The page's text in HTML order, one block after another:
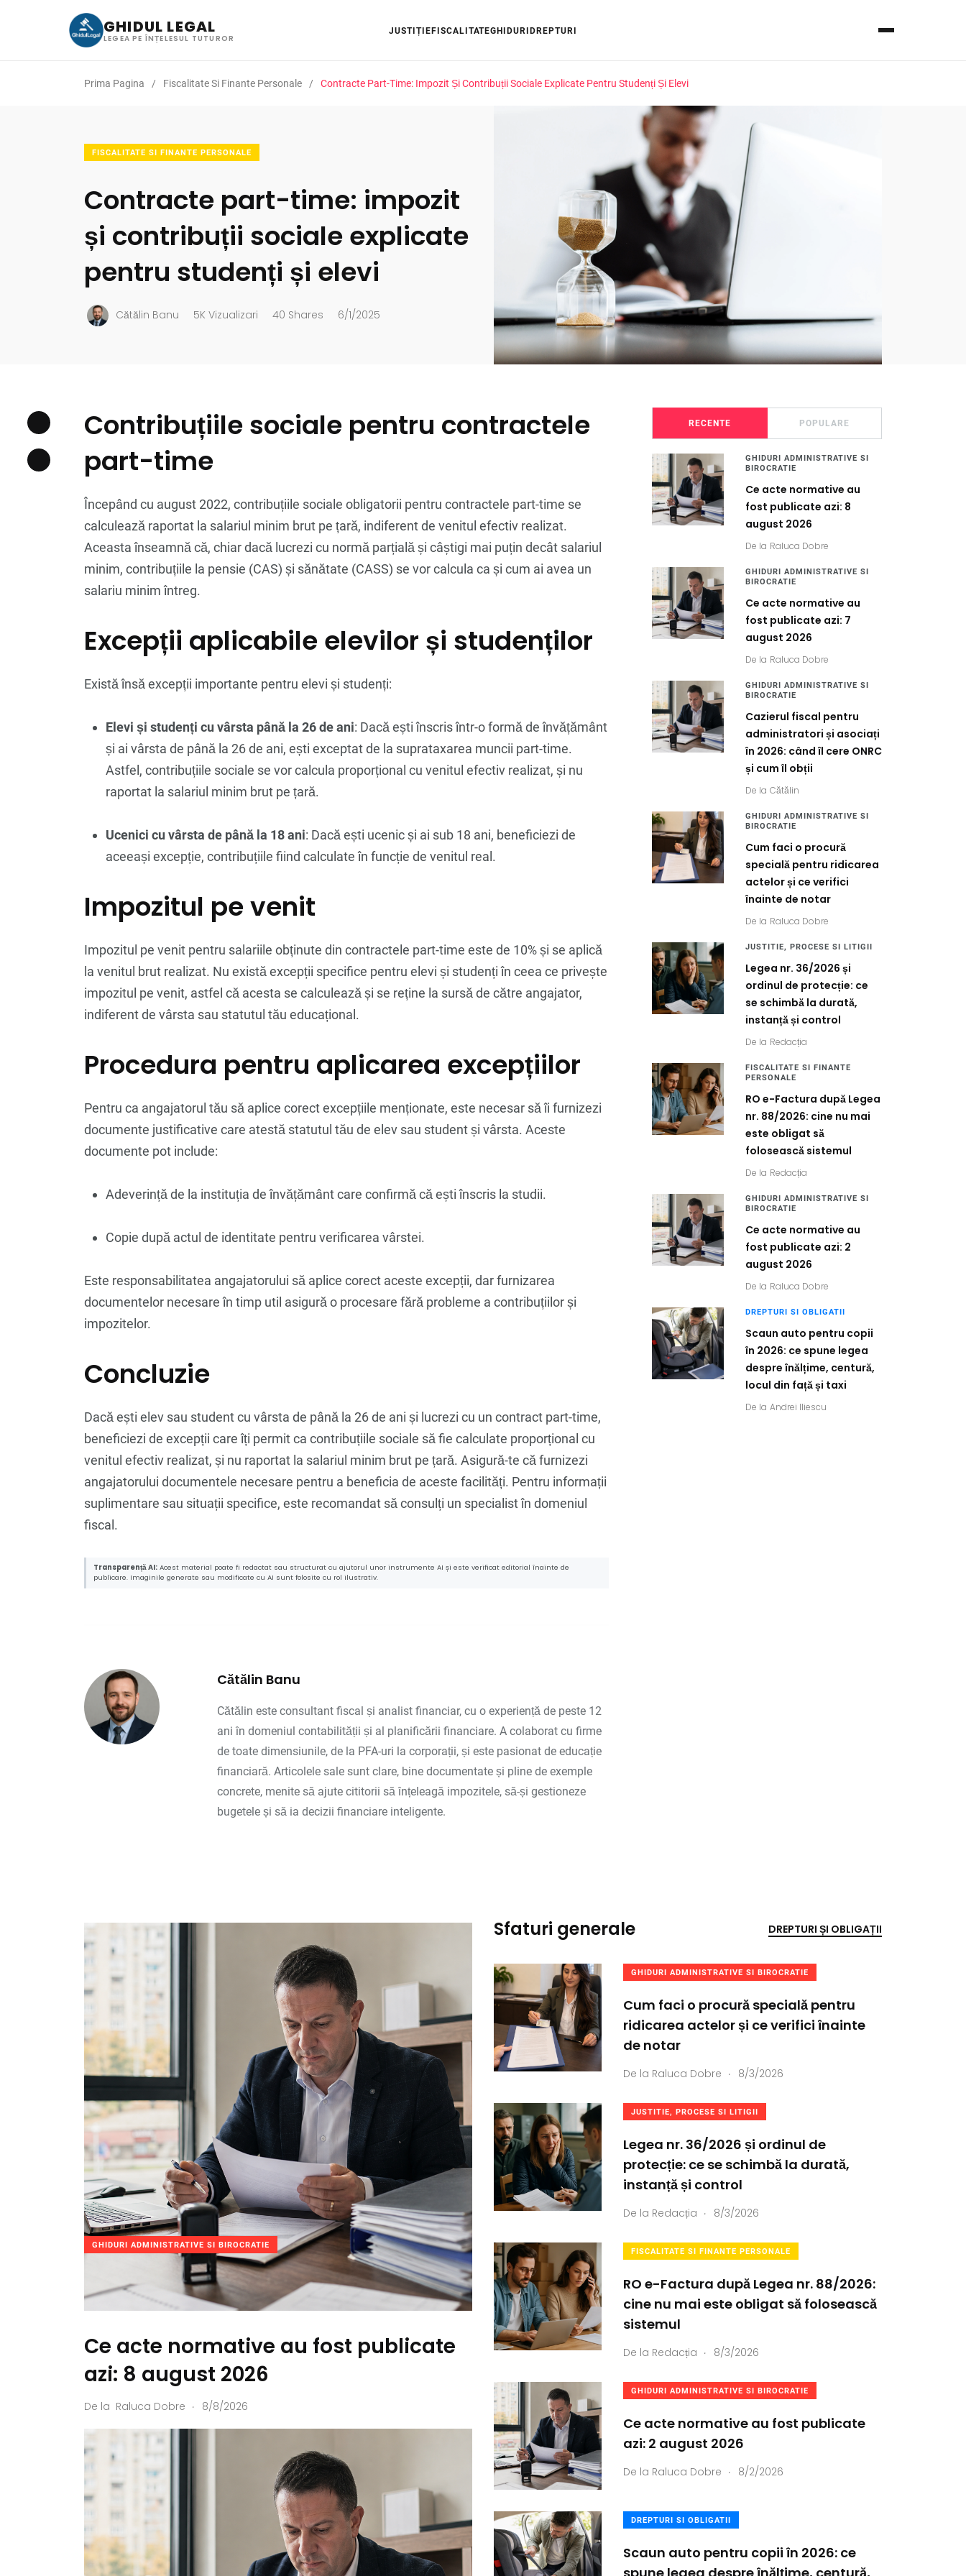
GHIDUL LEGAL
LEGEA PE ÎNȚELESUL TUTUROR
JUSTIȚIE FISCALITATEGHIDURI DREPTURI
Prima Pagina Fiscalitate Si Finante Personale Contracte Part-Time: Impozit Și Contribuții Sociale Explicate Pentru Studenți Și Elevi
FISCALITATE SI FINANTE PERSONALE
Contracte part-time: impozit
și contribuții sociale explicate
pentru studenți și elevi
Cătălin Banu 5K Vizualizari 40 Shares 6/1/2025
Contribuțiile sociale pentru contractele
part-time
Începând cu august 2022, contribuțiile sociale obligatorii pentru contractele part-time se
calculează raportat la salariul minim brut pe țară, indiferent de venitul efectiv realizat.
Aceasta înseamnă că, chiar dacă lucrezi cu normă parțială și câștigi mai puțin decât salariul
minim, contribuțiile la pensie (CAS) și sănătate (CASS) se vor calcula ca și cum ai avea un
salariu minim întreg.
Excepții aplicabile elevilor și studenților
Există însă excepții importante pentru elevi și studenți:
Elevi și studenți cu vârsta până la 26 de ani: Dacă ești înscris într-o formă de învățământ
și ai vârsta de până la 26 de ani, ești exceptat de la suprataxarea muncii part-time.
Astfel, contribuțiile sociale se vor calcula proporțional cu venitul efectiv realizat, și nu
raportat la salariul minim brut pe țară.
Ucenici cu vârsta de până la 18 ani: Dacă ești ucenic și ai sub 18 ani, beneficiezi de
aceeași excepție, contribuțiile fiind calculate în funcție de venitul real.
Impozitul pe venit
Impozitul pe venit pentru salariile obținute din contractele part-time este de 10% și se aplică
la venitul brut realizat. Nu există excepții specifice pentru elevi și studenți în ceea ce privește
impozitul pe venit, astfel că acesta se calculează și se reține la sursă de către angajator,
indiferent de vârsta sau statutul tău educațional.
Procedura pentru aplicarea excepțiilor
Pentru ca angajatorul tău să aplice corect excepțiile menționate, este necesar să îi furnizezi
documente justificative care atestă statutul tău de elev sau student și vârsta. Aceste
documente pot include:
Adeverință de la instituția de învățământ care confirmă că ești înscris la studii.
Copie după actul de identitate pentru verificarea vârstei.
Este responsabilitatea angajatorului să aplice corect aceste excepții, dar furnizarea
documentelor necesare în timp util asigură o procesare fără probleme a contribuțiilor și
impozitelor.
Concluzie
Dacă ești elev sau student cu vârsta de până la 26 de ani și lucrezi cu un contract part-time,
beneficiezi de excepții care îți permit ca contribuțiile sociale să fie calculate proporțional cu
venitul efectiv realizat, și nu raportat la salariul minim brut pe țară. Asigură-te că furnizezi
angajatorului documentele necesare pentru a beneficia de aceste facilități. Pentru informații
suplimentare sau situații specifice, este recomandat să consulți un specialist în domeniul
fiscal.
Transparență AI: Acest material poate fi redactat sau structurat cu ajutorul unor instrumente AI și este verificat editorial înainte de
publicare. Imaginile generate sau modificate cu AI sunt folosite cu rol ilustrativ.
Cătălin Banu
Cătălin este consultant fiscal și analist financiar, cu o experiență de peste 12
ani în domeniul contabilității și al planificării financiare. A colaborat cu firme
de toate dimensiunile, de la PFA-uri la corporații, și este pasionat de educație
financiară. Articolele sale sunt clare, bine documentate și pline de exemple
concrete, menite să ajute cititorii să înțeleagă impozitele, să-și gestioneze
bugetele și să ia decizii financiare inteligente.
RECENTE POPULARE
GHIDURI ADMINISTRATIVE SI
BIROCRATIE
Ce acte normative au
fost publicate azi: 8
august 2026
De la Raluca Dobre
GHIDURI ADMINISTRATIVE SI
BIROCRATIE
Ce acte normative au
fost publicate azi: 7
august 2026
De la Raluca Dobre
GHIDURI ADMINISTRATIVE SI
BIROCRATIE
Cazierul fiscal pentru
administratori și asociați
în 2026: când îl cere ONRC
și cum îl obții
De la Cătălin
GHIDURI ADMINISTRATIVE SI
BIROCRATIE
Cum faci o procură
specială pentru ridicarea
actelor și ce verifici
înainte de notar
De la Raluca Dobre
JUSTITIE, PROCESE SI LITIGII
Legea nr. 36/2026 și
ordinul de protecție: ce
se schimbă la durată,
instanță și control
De la Redacția
FISCALITATE SI FINANTE
PERSONALE
RO e-Factura după Legea
nr. 88/2026: cine nu mai
este obligat să
folosească sistemul
De la Redacția
GHIDURI ADMINISTRATIVE SI
BIROCRATIE
Ce acte normative au
fost publicate azi: 2
august 2026
De la Raluca Dobre
DREPTURI SI OBLIGATII
Scaun auto pentru copii
în 2026: ce spune legea
despre înălțime, centură,
locul din față și taxi
De la Andrei Iliescu
GHIDURI ADMINISTRATIVE SI BIROCRATIE
Ce acte normative au fost publicate
azi: 8 august 2026
De la Raluca Dobre . 8/8/2026
Sfaturi generale DREPTURI ȘI OBLIGAȚII
GHIDURI ADMINISTRATIVE SI BIROCRATIE
Cum faci o procură specială pentru
ridicarea actelor și ce verifici înainte
de notar
De la Raluca Dobre . 8/3/2026
JUSTITIE, PROCESE SI LITIGII
Legea nr. 36/2026 și ordinul de
protecție: ce se schimbă la durată,
instanță și control
De la Redacția . 8/3/2026
FISCALITATE SI FINANTE PERSONALE
RO e-Factura după Legea nr. 88/2026:
cine nu mai este obligat să folosească
sistemul
De la Redacția . 8/3/2026
GHIDURI ADMINISTRATIVE SI BIROCRATIE
Ce acte normative au fost publicate
azi: 2 august 2026
De la Raluca Dobre . 8/2/2026
DREPTURI SI OBLIGATII
Scaun auto pentru copii în 2026: ce